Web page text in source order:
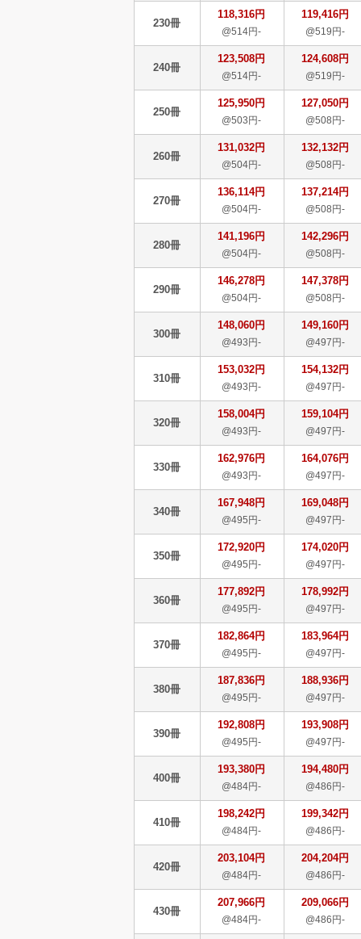
230冊
118,316円
@514円-
119,416円
@519円-
240冊
123,508円
@514円-
124,608円
@519円-
250冊
125,950円
@503円-
127,050円
@508円-
260冊
131,032円
@504円-
132,132円
@508円-
270冊
136,114円
@504円-
137,214円
@508円-
280冊
141,196円
@504円-
142,296円
@508円-
290冊
146,278円
@504円-
147,378円
@508円-
300冊
148,060円
@493円-
149,160円
@497円-
310冊
153,032円
@493円-
154,132円
@497円-
320冊
158,004円
@493円-
159,104円
@497円-
330冊
162,976円
@493円-
164,076円
@497円-
340冊
167,948円
@495円-
169,048円
@497円-
350冊
172,920円
@495円-
174,020円
@497円-
360冊
177,892円
@495円-
178,992円
@497円-
370冊
182,864円
@495円-
183,964円
@497円-
380冊
187,836円
@495円-
188,936円
@497円-
390冊
192,808円
@495円-
193,908円
@497円-
400冊
193,380円
@484円-
194,480円
@486円-
410冊
198,242円
@484円-
199,342円
@486円-
420冊
203,104円
@484円-
204,204円
@486円-
430冊
207,966円
@484円-
209,066円
@486円-